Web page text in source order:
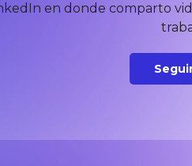
en donde comparto